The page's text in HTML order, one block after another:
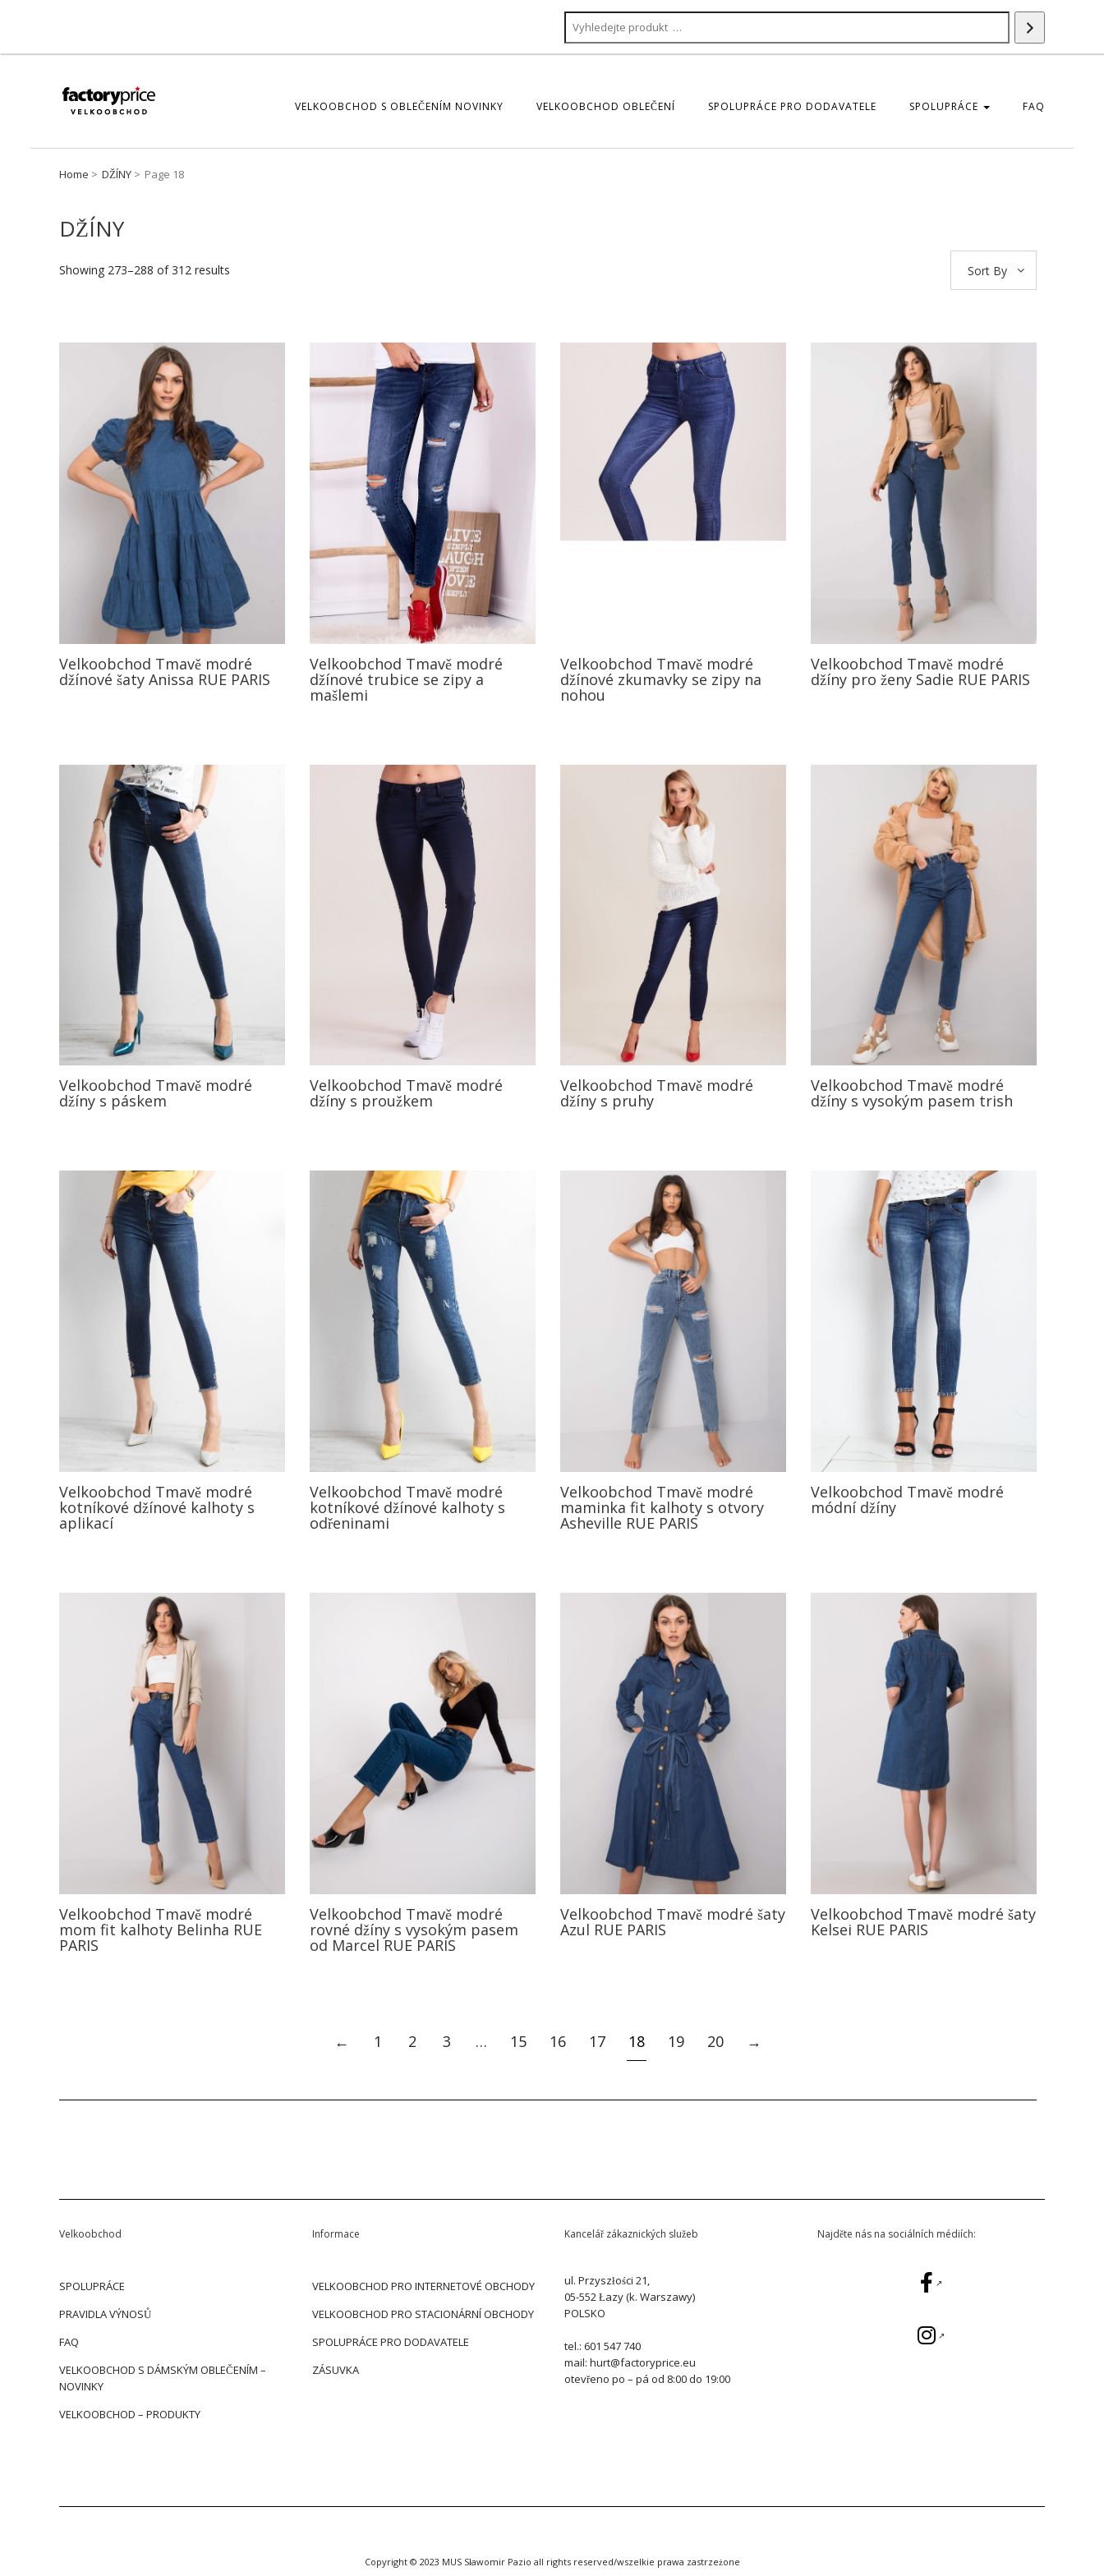
VELKOOBCHOD S OBLEČENÍM NOVINKY VELKOOBCHOD OBLEČENÍ SPOLUPRÁCE PRO DODAVATELE SPOLUPRÁCE FAQ
Home DŽÍNY Page 18
DŽÍNY
Showing 273–288 of 312 results Sort By
Velkoobchod Tmavě modré
džínové šaty Anissa RUE PARIS
Velkoobchod Tmavě modré
džínové trubice se zipy a
mašlemi
Velkoobchod Tmavě modré
džínové zkumavky se zipy na
nohou
Velkoobchod Tmavě modré
džíny pro ženy Sadie RUE PARIS
Velkoobchod Tmavě modré
džíny s páskem
Velkoobchod Tmavě modré
džíny s proužkem
Velkoobchod Tmavě modré
džíny s pruhy
Velkoobchod Tmavě modré
džíny s vysokým pasem trish
Velkoobchod Tmavě modré
kotníkové džínové kalhoty s
aplikací
Velkoobchod Tmavě modré
kotníkové džínové kalhoty s
odřeninami
Velkoobchod Tmavě modré
maminka fit kalhoty s otvory
Asheville RUE PARIS
Velkoobchod Tmavě modré
módní džíny
Velkoobchod Tmavě modré
mom fit kalhoty Belinha RUE
PARIS
Velkoobchod Tmavě modré
rovné džíny s vysokým pasem
od Marcel RUE PARIS
Velkoobchod Tmavě modré šaty
Azul RUE PARIS
Velkoobchod Tmavě modré šaty
Kelsei RUE PARIS
← 1 2 3 … 15 16 17 18 19 20 →
Velkoobchod
SPOLUPRÁCE
PRAVIDLA VÝNOSŮ
FAQ
VELKOOBCHOD S DÁMSKÝM OBLEČENÍM –
NOVINKY
VELKOOBCHOD – PRODUKTY
Informace
VELKOOBCHOD PRO INTERNETOVÉ OBCHODY
VELKOOBCHOD PRO STACIONÁRNÍ OBCHODY
SPOLUPRÁCE PRO DODAVATELE
ZÁSUVKA
Kancelář zákaznických služeb
ul. Przyszłości 21,
05-552 Łazy (k. Warszawy)
POLSKO
tel.: 601 547 740
mail: hurt@factoryprice.eu
otevřeno po – pá od 8:00 do 19:00
Najděte nás na sociálních médiích:
Copyright © 2023 MUS Sławomir Pazio all rights reserved/wszelkie prawa zastrzeżone